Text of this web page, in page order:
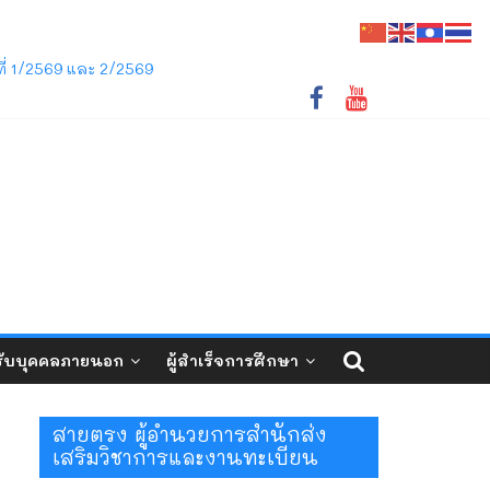
1/2569 และ 2/2569
บุคคลภายนอก ผู้สำเร็จการศึกษา
สายตรง ผู้อำนวยการสำนักส่ง
เสริมวิชาการและงานทะเบียน